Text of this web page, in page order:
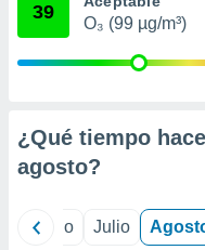
publicidad
publicidad
39
O₃ (99 µg/m³)
¿Qué tiempo
agosto?
Junio Julio